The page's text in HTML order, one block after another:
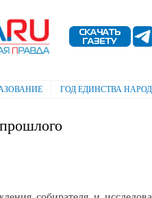
ГОД ЕДИНСТВА